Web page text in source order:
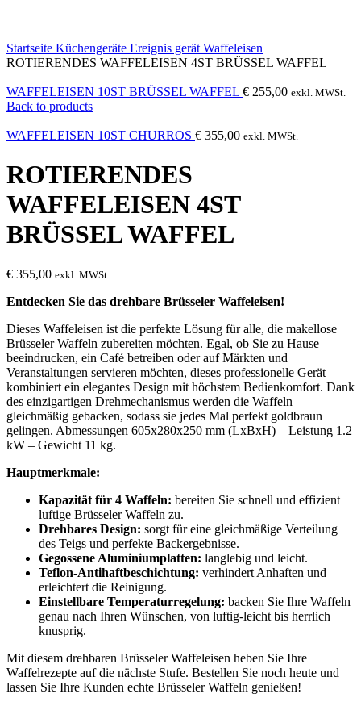
Startseite Küchengeräte Ereignis gerät Waffeleisen
ROTIERENDES WAFFELEISEN 4ST BRÜSSEL WAFFEL
WAFFELEISEN 10ST BRÜSSEL WAFFEL € 255,00 exkl. MWSt.
Back to products
WAFFELEISEN 10ST CHURROS € 355,00 exkl. MWSt.
ROTIERENDES
WAFFELEISEN 4ST
BRÜSSEL WAFFEL
€ 355,00 exkl. MWSt.
Entdecken Sie das drehbare Brüsseler Waffeleisen!
Dieses Waffeleisen ist die perfekte Lösung für alle, die makellose
Brüsseler Waffeln zubereiten möchten. Egal, ob Sie zu Hause
beeindrucken, ein Café betreiben oder auf Märkten und
Veranstaltungen servieren möchten, dieses professionelle Gerät
kombiniert ein elegantes Design mit höchstem Bedienkomfort. Dank
des einzigartigen Drehmechanismus werden die Waffeln
gleichmäßig gebacken, sodass sie jedes Mal perfekt goldbraun
gelingen. Abmessungen 605x280x250 mm (LxBxH) – Leistung 1.2
kW – Gewicht 11 kg.
Hauptmerkmale:
Kapazität für 4 Waffeln: bereiten Sie schnell und effizient
luftige Brüsseler Waffeln zu.
Drehbares Design: sorgt für eine gleichmäßige Verteilung
des Teigs und perfekte Backergebnisse.
Gegossene Aluminiumplatten: langlebig und leicht.
Teflon-Antihaftbeschichtung: verhindert Anhaften und
erleichtert die Reinigung.
Einstellbare Temperaturregelung: backen Sie Ihre Waffeln
genau nach Ihren Wünschen, von luftig-leicht bis herrlich
knusprig.
Mit diesem drehbaren Brüsseler Waffeleisen heben Sie Ihre
Waffelrezepte auf die nächste Stufe. Bestellen Sie noch heute und
lassen Sie Ihre Kunden echte Brüsseler Waffeln genießen!